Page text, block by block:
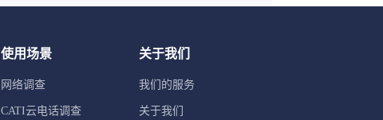
使用场景
网络调查
CATI云电话调查
关于我们
我们的服务
关于我们